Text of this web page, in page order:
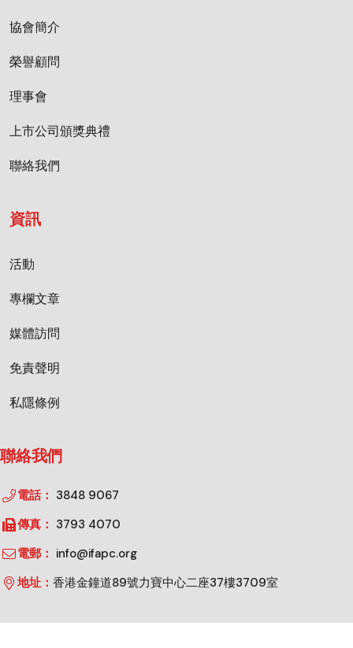
協會簡介
榮譽顧問
理事會
上市公司頒獎典禮
聯絡我們
資訊
活動
專欄文章
媒體訪問
免責聲明
私隱條例
聯絡我們
電話： 3848 9067
傳真： 3793 4070
電郵： info@ifapc.org
地址： 香港金鐘道89號力寶中心二座37樓3709室